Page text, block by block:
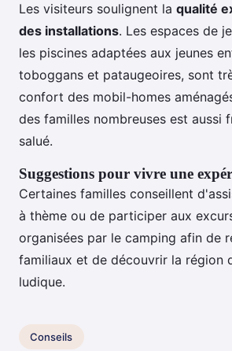
Les visiteurs soulignent la qualité
des installations. Les espaces de
les piscines adaptées aux jeunes
toboggans et pataugeoires, sont
confort des mobil-homes
des familles nombreuses est aussi
salué.
Suggestions pour vivre une
Certaines familles conseillent
à thème ou de participer aux
organisées par le camping afin de
familiaux et de découvrir la région
ludique.
Conseils